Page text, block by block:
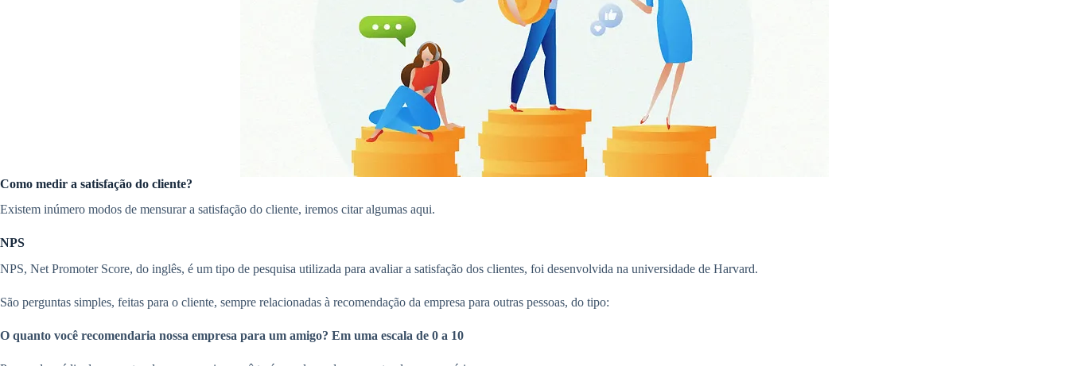
Como medir a satisfação do cliente?
Existem inúmero modos de mensurar a satisfação do cliente, iremos citar algumas aqui.
NPS
NPS, Net Promoter Score, do inglês, é um tipo de pesquisa utilizada para avaliar a satisfação dos clientes, foi desenvolvida na universidade de Harvard.
São perguntas simples, feitas para o cliente, sempre relacionadas à recomendação da empresa para outras pessoas, do tipo:
O quanto você recomendaria nossa empresa para um amigo? Em uma escala de 0 a 10